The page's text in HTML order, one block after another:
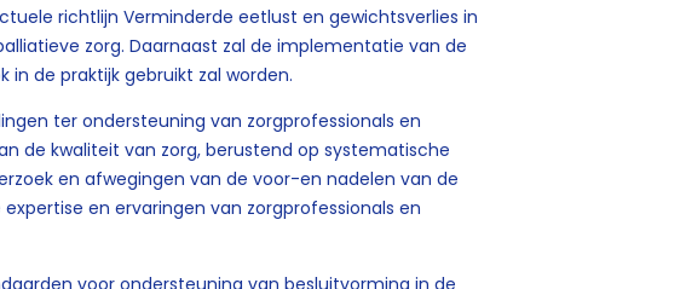
richtlijn Verminderde eetlust en gewichtsverlies in
zorg. Daarnaast zal de implementatie van de
de praktijk gebruikt zal worden.
ter ondersteuning van zorgprofessionals en
de kwaliteit van zorg, berustend op systematische
en afwegingen van de voor-en nadelen van de
en ervaringen van zorgprofessionals en